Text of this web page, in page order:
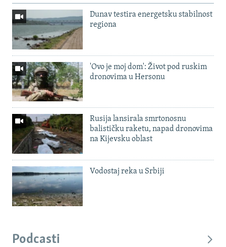
Dunav testira energetsku stabilnost
regiona
'Ovo je moj dom': Život pod ruskim
dronovima u Hersonu
Rusija lansirala smrtonosnu
balističku raketu, napad dronovima
na Kijevsku oblast
Vodostaj reka u Srbiji
Podcasti